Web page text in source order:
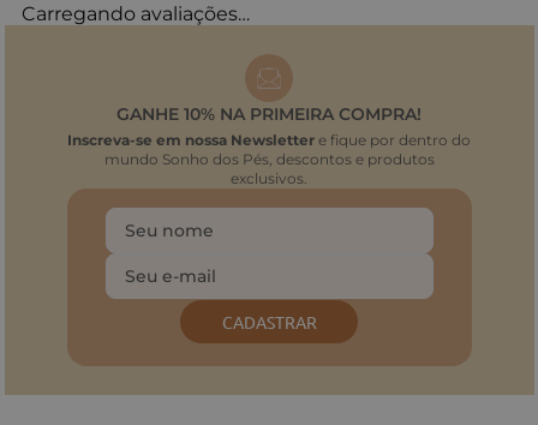
Carregando avaliações…
GANHE 10% NA PRIMEIRA COMPRA!
Inscreva-se em nossa Newsletter e fique por dentro do
mundo Sonho dos Pés, descontos e produtos
exclusivos.
CADASTRAR